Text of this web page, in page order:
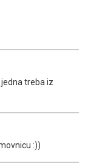
treba iz
:))